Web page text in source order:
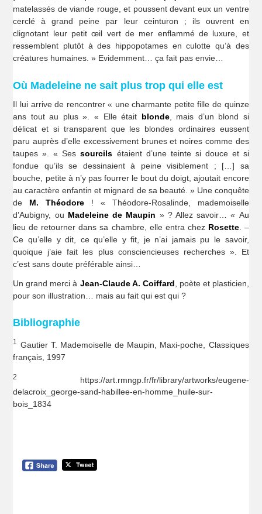
matelassés de viande rouge, et poussent devant eux un ventre
cerclé à grand peine par leur ceinturon ; ils ouvrent en
clignotant leur petit œil vert de mer enflammé de luxure, et
ressemblent plutôt à des hippopotames en culotte qu’à des
créatures humaines. » Evidemment… ça fait pas envie…
Où Madeleine ne sait plus trop qui elle est
Il lui arrive de rencontrer « une charmante petite fille de quinze
ans tout au plus ». « Elle était blonde, mais d’un blond si
délicat et si transparent que les blondes ordinaires eussent
paru auprès d’elle excessivement brunes et noires comme des
taupes ». « Ses sourcils étaient d’une teinte si douce et si
fondue qu’ils se dessinaient à peine visiblement ; […] sa
bouche, petite à n’y pas fourrer le bout du doigt, ajoutait encore
au caractère enfantin et mignard de sa beauté. » Une conquête
de M. Théodore ! « Théodore-Rosalinde, mademoiselle
d’Aubigny, ou Madeleine de Maupin » ? Allez savoir… « Au
lieu de retourner dans sa chambre, elle entra chez Rosette. –
Ce qu’elle y dit, ce qu’elle y fit, je n’ai jamais pu le savoir,
quoique j’aie fait les plus consciencieuses recherches ». Et
c’est sans doute préférable ainsi…
Un grand merci à Jean-Claude A. Coiffard , poète et plasticien,
pour son illustration… mais au fait qui est qui ?
Bibliographie
1
Gautier T. Mademoiselle de Maupin, Maxi-poche, Classiques
français, 1997
2
https://art.rmngp.fr/fr/library/artworks/eugene-
delacroix_george-sand-habillee-en-homme_huile-sur-
bois_1834